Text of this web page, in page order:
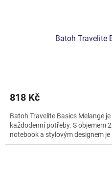
Batoh Travelite
je
z
5
hvězdiček.
818 Kč
Batoh Travelite Basics Melange
každodenní potřeby. S objemem
notebook a stylovým designem